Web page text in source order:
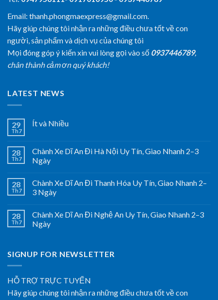
Email: thanh.phongmaexpress@gmail.com.
Hãy giúp chúng tôi nhận ra những điều chưa tốt về con
người, sản phẩm và dịch vụ của chúng tôi
Mọi đóng góp ý kiến xin vui lòng gọi vào số 0937446789,
chân thành cảm ơn quý khách!
LATEST NEWS
29
Th7
Ít và Nhiều
28
Th7
Chành Xe Dĩ An Đi Hà Nội Uy Tín, Giao Nhanh 2–3
Ngày
28
Th7
Chành Xe Dĩ An Đi Thanh Hóa Uy Tín, Giao Nhanh 2–
3 Ngày
28
Th7
Chành Xe Dĩ An Đi Nghệ An Uy Tín, Giao Nhanh 2–3
Ngày
SIGNUP FOR NEWSLETTER
HỖ TRỢ TRỰC TUYẾN
Hãy giúp chúng tôi nhận ra những điều chưa tốt về con